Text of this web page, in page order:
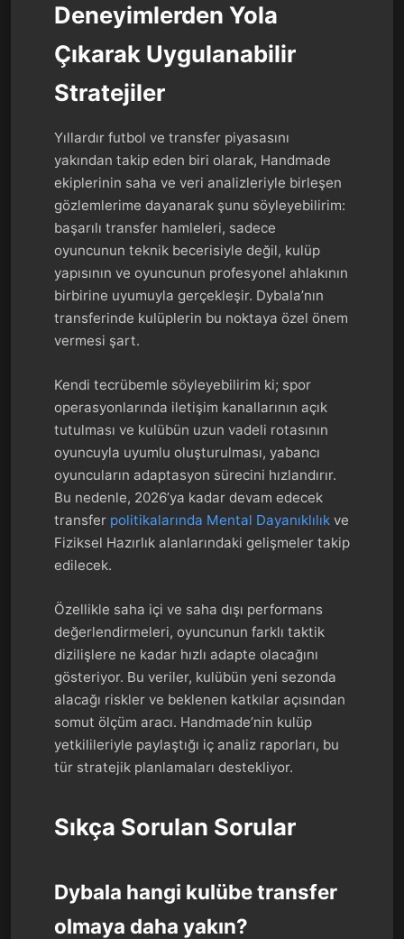
Deneyimlerden Yola
Çıkarak Uygulanabilir
Stratejiler
Yıllardır futbol ve transfer piyasasını
yakından takip eden biri olarak, Handmade
ekiplerinin saha ve veri analizleriyle birleşen
gözlemlerime dayanarak şunu söyleyebilirim:
başarılı transfer hamleleri, sadece
oyuncunun teknik becerisiyle değil, kulüp
yapısının ve oyuncunun profesyonel ahlakının
birbirine uyumuyla gerçekleşir. Dybala’nın
transferinde kulüplerin bu noktaya özel önem
vermesi şart.
Kendi tecrübemle söyleyebilirim ki; spor
operasyonlarında iletişim kanallarının açık
tutulması ve kulübün uzun vadeli rotasının
oyuncuyla uyumlu oluşturulması, yabancı
oyuncuların adaptasyon sürecini hızlandırır.
Bu nedenle, 2026’ya kadar devam edecek
transfer politikalarında Mental Dayanıklılık ve
Fiziksel Hazırlık alanlarındaki gelişmeler takip
edilecek.
Özellikle saha içi ve saha dışı performans
değerlendirmeleri, oyuncunun farklı taktik
dizilişlere ne kadar hızlı adapte olacağını
gösteriyor. Bu veriler, kulübün yeni sezonda
alacağı riskler ve beklenen katkılar açısından
somut ölçüm aracı. Handmade’nin kulüp
yetkilileriyle paylaştığı iç analiz raporları, bu
tür stratejik planlamaları destekliyor.
Sıkça Sorulan Sorular
Dybala hangi kulübe transfer
olmaya daha yakın?